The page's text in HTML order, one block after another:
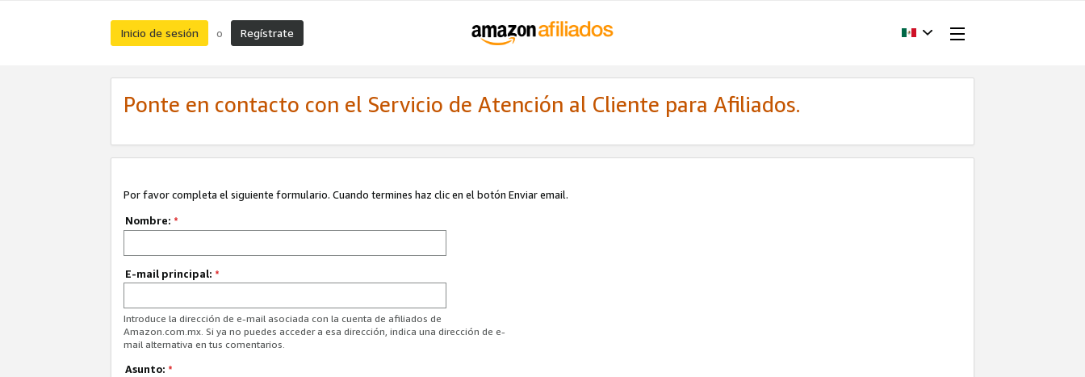
Inicio de sesión o Regístrate
Ponte en contacto con el Servicio de Atención al Cliente para Afiliados.
Por favor completa el siguiente formulario. Cuando termines haz clic en el botón Enviar email.
Nombre: *
E-mail principal: *
Introduce la dirección de e-mail asociada con la cuenta de afiliados de
Amazon.com.mx. Si ya no puedes acceder a esa dirección, indica una dirección de e-
mail alternativa en tus comentarios.
Asunto: *